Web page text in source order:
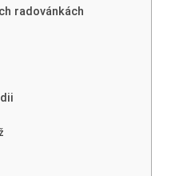
radovánkách